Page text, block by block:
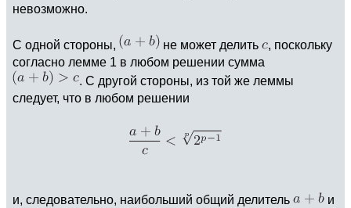
невозможно.
С одной стороны, не может делить
, поскольку
согласно лемме 1 в любом решении сумма
. С другой стороны, из той же леммы
следует, что в любом решении
и, следовательно, наибольший общий делитель и